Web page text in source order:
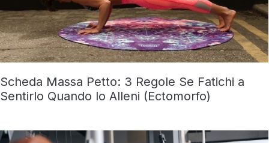
Scheda Massa Petto: 3 Regole Se Fatichi a
Sentirlo Quando lo Alleni (Ectomorfo)